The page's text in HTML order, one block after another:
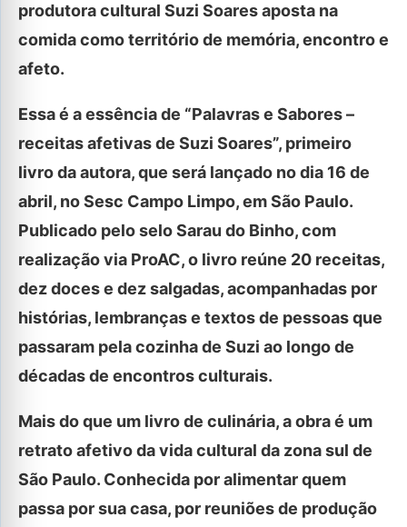
produtora cultural Suzi Soares aposta na
comida como território de memória, encontro e
afeto.
Essa é a essência de “Palavras e Sabores –
receitas afetivas de Suzi Soares”, primeiro
livro da autora, que será lançado no dia 16 de
abril, no Sesc Campo Limpo, em São Paulo.
Publicado pelo selo Sarau do Binho, com
realização via ProAC, o livro reúne 20 receitas,
dez doces e dez salgadas, acompanhadas por
histórias, lembranças e textos de pessoas que
passaram pela cozinha de Suzi ao longo de
décadas de encontros culturais.
Mais do que um livro de culinária, a obra é um
retrato afetivo da vida cultural da zona sul de
São Paulo. Conhecida por alimentar quem
passa por sua casa, por reuniões de produção